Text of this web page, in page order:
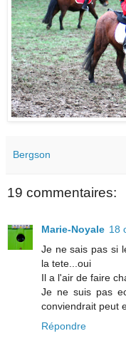
Bergson
19 commentaires:
Marie-Noyale 18
Je ne sais pas si
la tete...oui
Il a l'air de faire
Je ne suis pas
conviendrait peut
Répondre